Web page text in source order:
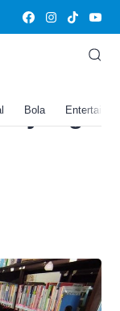
Bola
di
yang